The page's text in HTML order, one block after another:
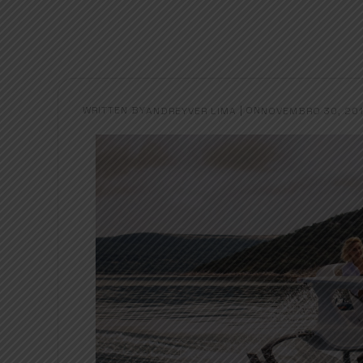
WRITTEN BY ANDREYVER LIMA ON NOVEMBRO 30,